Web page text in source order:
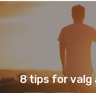
8 tips for